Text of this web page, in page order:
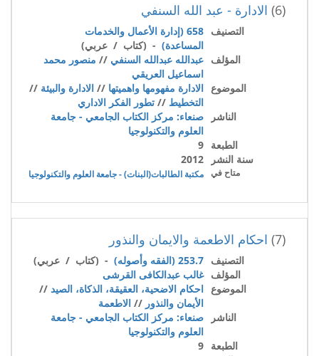
(6) الادارة - عبد الله السنفي
التصنيف
658 (إدارة الأعمال والخدمات
المساعدة) - (كتاب / عربي)
المؤلف عبدالله عبدالله السنفي // منصور محمد
اسماعيل العريقي
الموضوع الادارة مفهومها واهميتها // الادارة والبيئة //
التخطيط // تطور الفكر الاداري
الناشر
صنعاء: مركز الكتاب الجامعي - جامعة
العلوم والتكنولوجيا
الطبعة 9
سنة النشر
2012
متاح في مكتبة الطالبات(البنات) - جامعة العلوم والتكنولوجيا
(7) احكام الاطعمة والايمان والنذور
التصنيف 253.7 (الفقه وأصوله)
- (كتاب / عربي)
المؤلف غالب عبدالكافى القرشى
الموضوع احكام الاضحية، العقيقة، الذكاة، الصيد //
الأيمان والنذور // الاطعمة
الناشر
صنعاء: مركز الكتاب الجامعي - جامعة
العلوم والتكنولوجيا
الطبعة 9